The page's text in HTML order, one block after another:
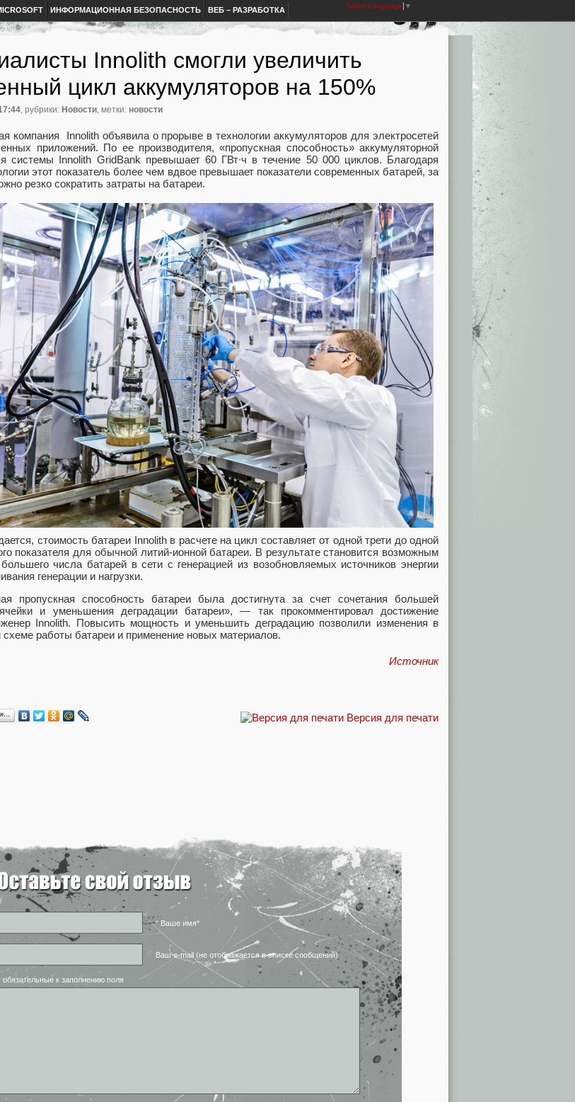
ИНФОРМАЦИОННАЯ БЕЗОПАСНОСТЬ ВЕБ – РАЗРАБОТКА Select Language ▼
Innolith смогли увеличить
цикл аккумуляторов на 150%
, рубрики: Новости, метки: новости
компания Innolith объявила о прорыве в технологии аккумуляторов для электросетей
приложений. По ее производителя, «пропускная способность» аккумуляторной
системы Innolith GridBank превышает 60 ГВт∙ч в течение 50 000 циклов. Благодаря
этот показатель более чем вдвое превышает показатели современных батарей, за
резко сократить затраты на батареи.
стоимость батареи Innolith в расчете на цикл составляет от одной трети до одной
показателя для обычной литий-ионной батареи. В результате становится возможным
числа батарей в сети с генерацией из возобновляемых источников энергии
генерации и нагрузки.
пропускная способность батареи была достигнута за счет сочетания большей
и уменьшения деградации батареи», — так прокомментировал достижение
Innolith. Повысить мощность и уменьшить деградацию позволили изменения в
схеме работы батареи и применение новых материалов.
Источник
Версия для печати
* Ваше имя*
Ваш e-mail (не отображается в списке сообщений)
обязательные к заполнению поля